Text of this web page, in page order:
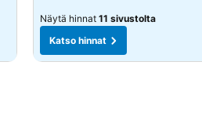
Näytä hinnat 11 sivustolta
Katso hinnat